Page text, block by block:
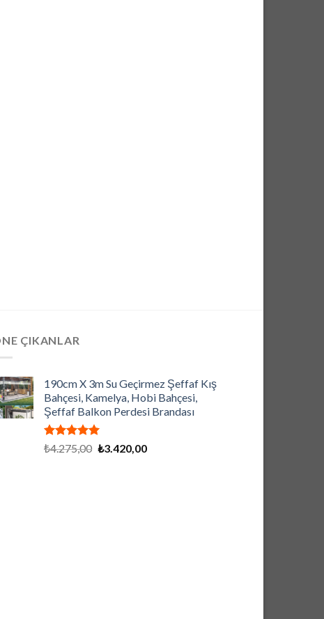
ÇIKANLAR
190cm X 3m Su Geçirmez Şeffaf Kış
Bahçesi, Kamelya, Hobi Bahçesi,
Şeffaf Balkon Perdesi Brandası
5 üzerinden
oy
₺4.275,00 Orijinal
₺3.420,00Şu